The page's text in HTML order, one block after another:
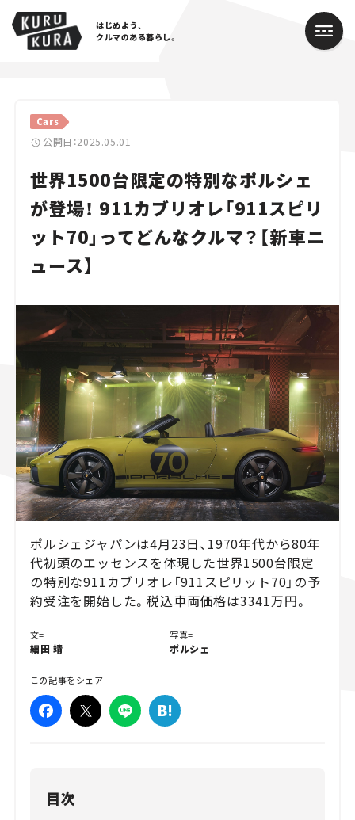
はじめよう、
クルマのある暮らし。
Cars
公開日：2025.05.01
世界1500台限定の特別なポルシェ
が登場！ 911カブリオレ「911スピリ
ット70」ってどんなクルマ？【新車ニ
ュース】
ポルシェジャパンは4月23日、1970年代から80年
代初頭のエッセンスを体現した世界1500台限定
の特別な911カブリオレ「911スピリット70」の予
約受注を開始した。税込車両価格は3341万円。
文=
細田 靖
写真=
ポルシェ
この記事をシェア
目次
Cars
Lifestyle
Traffic
Special
Campaign
人気のハッシュタグ
スズキ ジムニー｜Suzuki Jimny
スズキ｜Suzuki
マツダ｜Mazda
マツダ ロードスター｜Mazda Roadster